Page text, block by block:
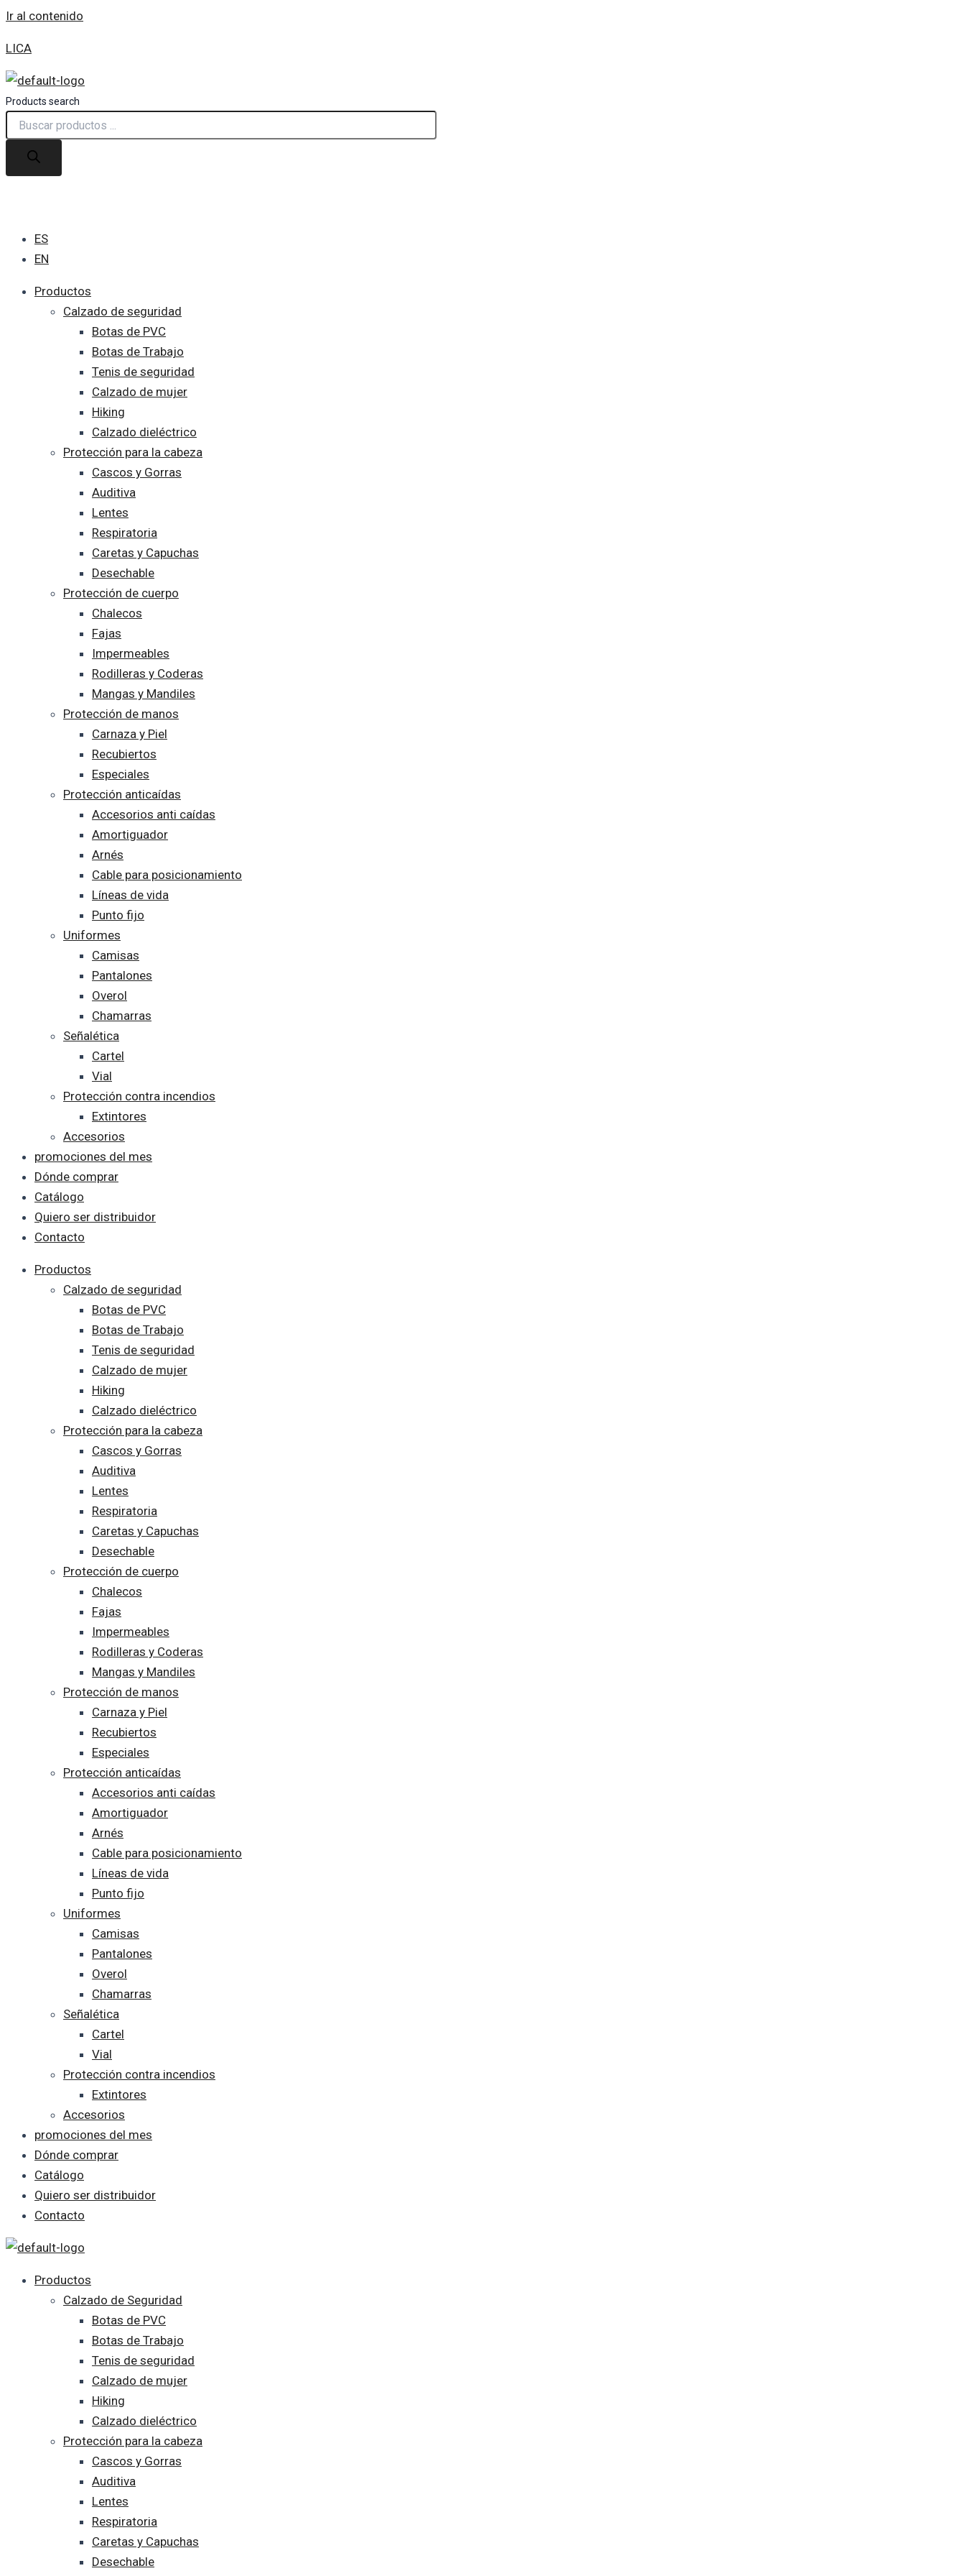
Ir al contenido
LICA
Products search
ES
EN
Productos
Calzado de seguridad
Botas de PVC
Botas de Trabajo
Tenis de seguridad
Calzado de mujer
Hiking
Calzado dieléctrico
Protección para la cabeza
Cascos y Gorras
Auditiva
Lentes
Respiratoria
Caretas y Capuchas
Desechable
Protección de cuerpo
Chalecos
Fajas
Impermeables
Rodilleras y Coderas
Mangas y Mandiles
Protección de manos
Carnaza y Piel
Recubiertos
Especiales
Protección anticaídas
Accesorios anti caídas
Amortiguador
Arnés
Cable para posicionamiento
Líneas de vida
Punto fijo
Uniformes
Camisas
Pantalones
Overol
Chamarras
Señalética
Cartel
Vial
Protección contra incendios
Extintores
Accesorios
promociones del mes
Dónde comprar
Catálogo
Quiero ser distribuidor
Contacto
Productos
Calzado de seguridad
Botas de PVC
Botas de Trabajo
Tenis de seguridad
Calzado de mujer
Hiking
Calzado dieléctrico
Protección para la cabeza
Cascos y Gorras
Auditiva
Lentes
Respiratoria
Caretas y Capuchas
Desechable
Protección de cuerpo
Chalecos
Fajas
Impermeables
Rodilleras y Coderas
Mangas y Mandiles
Protección de manos
Carnaza y Piel
Recubiertos
Especiales
Protección anticaídas
Accesorios anti caídas
Amortiguador
Arnés
Cable para posicionamiento
Líneas de vida
Punto fijo
Uniformes
Camisas
Pantalones
Overol
Chamarras
Señalética
Cartel
Vial
Protección contra incendios
Extintores
Accesorios
promociones del mes
Dónde comprar
Catálogo
Quiero ser distribuidor
Contacto
Productos
Calzado de Seguridad
Botas de PVC
Botas de Trabajo
Tenis de seguridad
Calzado de mujer
Hiking
Calzado dieléctrico
Protección para la cabeza
Cascos y Gorras
Auditiva
Lentes
Respiratoria
Caretas y Capuchas
Desechable